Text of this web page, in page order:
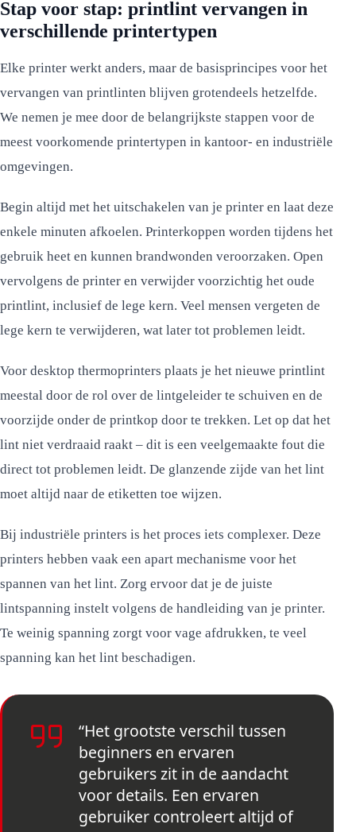
Stap voor stap: printlint vervangen in
verschillende printertypen
Elke printer werkt anders, maar de basisprincipes voor het
vervangen van printlinten blijven grotendeels hetzelfde.
We nemen je mee door de belangrijkste stappen voor de
meest voorkomende printertypen in kantoor- en industriële
omgevingen.
Begin altijd met het uitschakelen van je printer en laat deze
enkele minuten afkoelen. Printerkoppen worden tijdens het
gebruik heet en kunnen brandwonden veroorzaken. Open
vervolgens de printer en verwijder voorzichtig het oude
printlint, inclusief de lege kern. Veel mensen vergeten de
lege kern te verwijderen, wat later tot problemen leidt.
Voor desktop thermoprinters plaats je het nieuwe printlint
meestal door de rol over de lintgeleider te schuiven en de
voorzijde onder de printkop door te trekken. Let op dat het
lint niet verdraaid raakt – dit is een veelgemaakte fout die
direct tot problemen leidt. De glanzende zijde van het lint
moet altijd naar de etiketten toe wijzen.
Bij industriële printers is het proces iets complexer. Deze
printers hebben vaak een apart mechanisme voor het
spannen van het lint. Zorg ervoor dat je de juiste
lintspanning instelt volgens de handleiding van je printer.
Te weinig spanning zorgt voor vage afdrukken, te veel
spanning kan het lint beschadigen.
“Het grootste verschil tussen
beginners en ervaren
gebruikers zit in de aandacht
voor details. Een ervaren
gebruiker controleert altijd of